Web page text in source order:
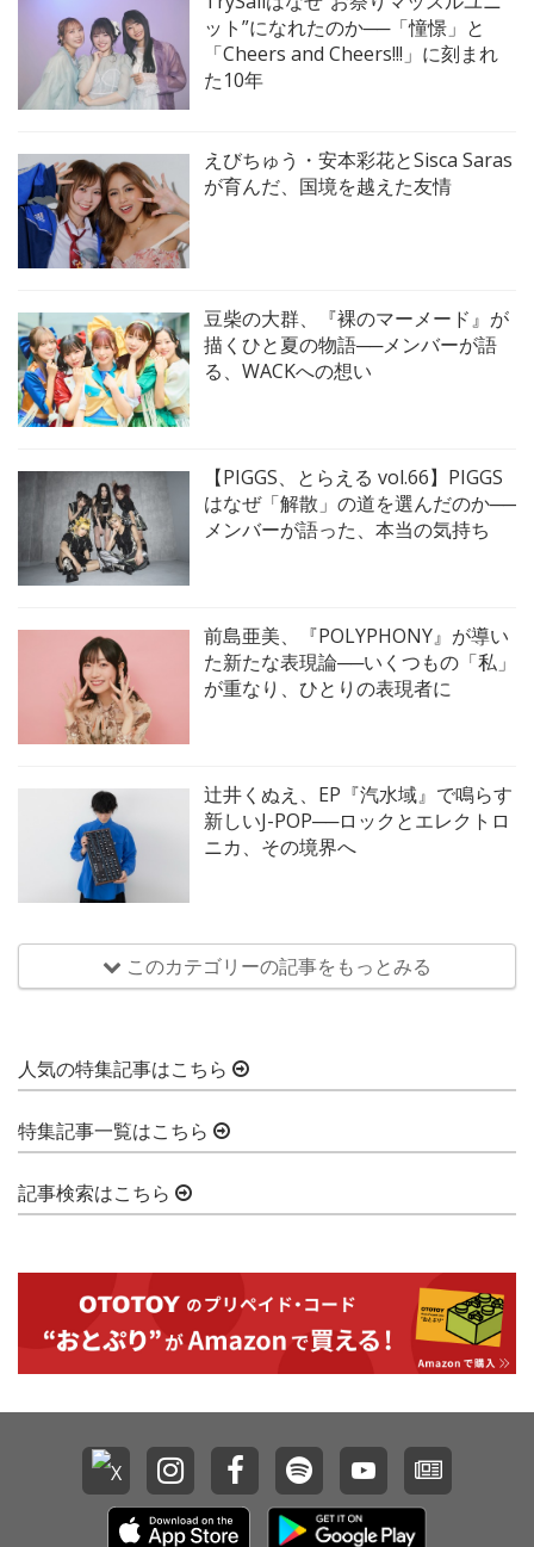
ット”になれたのか──「憧憬」と
「Cheers and Cheers!!!」に刻まれ
た10年
えびちゅう・安本彩花とSisca Saras
が育んだ、国境を越えた友情
豆柴の大群、『裸のマーメード』が
描くひと夏の物語──メンバーが語
る、WACKへの想い
【PIGGS、とらえる vol.66】PIGGS
はなぜ「解散」の道を選んだのか──
メンバーが語った、本当の気持ち
前島亜美、『POLYPHONY』が導い
た新たな表現論──いくつもの「私」
が重なり、ひとりの表現者に
辻井くぬえ、EP『汽水域』で鳴らす
新しいJ-POP──ロックとエレクトロ
ニカ、その境界へ
このカテゴリーの記事をもっとみる
人気の特集記事はこちら
特集記事一覧はこちら
記事検索はこちら